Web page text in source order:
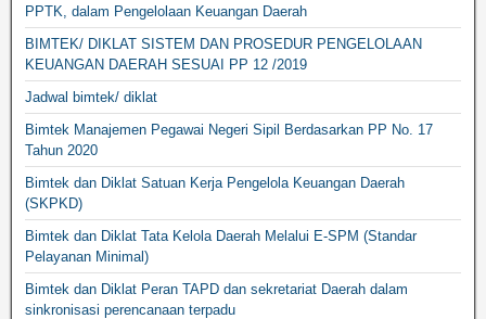
PPTK, dalam Pengelolaan Keuangan Daerah
BIMTEK/ DIKLAT SISTEM DAN PROSEDUR PENGELOLAAN
KEUANGAN DAERAH SESUAI PP 12 /2019
Jadwal bimtek/ diklat
Bimtek Manajemen Pegawai Negeri Sipil Berdasarkan PP No. 17
Tahun 2020
Bimtek dan Diklat Satuan Kerja Pengelola Keuangan Daerah
(SKPKD)
Bimtek dan Diklat Tata Kelola Daerah Melalui E-SPM (Standar
Pelayanan Minimal)
Bimtek dan Diklat Peran TAPD dan sekretariat Daerah dalam
sinkronisasi perencanaan terpadu